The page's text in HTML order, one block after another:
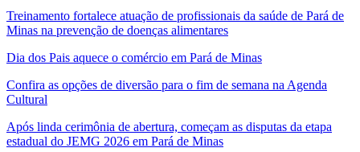
Treinamento fortalece atuação de profissionais da saúde de Pará de
Minas na prevenção de doenças alimentares
Dia dos Pais aquece o comércio em Pará de Minas
Confira as opções de diversão para o fim de semana na Agenda
Cultural
Após linda cerimônia de abertura, começam as disputas da etapa
estadual do JEMG 2026 em Pará de Minas